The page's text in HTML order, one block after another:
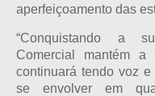
aperfeiçoamento das
“Conquistando a
Comercial mantém a
continuará tendo voz
se envolver em